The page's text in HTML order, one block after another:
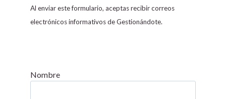
s
t
C
Al enviar este formulario, aceptas recibir correos
electrónicos informativos de Gestionándote.
Nombre